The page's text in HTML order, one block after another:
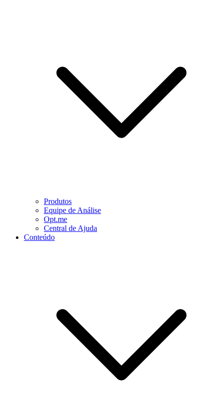
Produtos
Equipe de Análise
Opt.me
Central de Ajuda
Conteúdo